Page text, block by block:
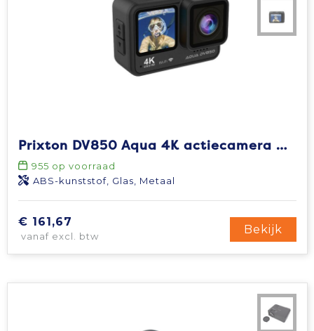
Prixton DV850 Aqua 4K actiecamera met dubbel scherm
955 op voorraad
ABS-kunststof, Glas, Metaal
€ 161,67
vanaf excl. btw
Bekijk